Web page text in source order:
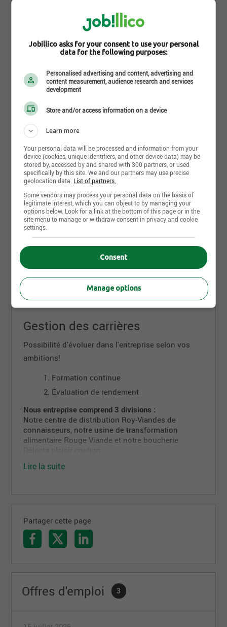
Photos et vidéos
Environnement de travail
Entreprise en pleine croissance qui ne
cesse d'innover à travers plusieurs projets.
Petites équipes de travail avec une très
belle proximité.
Notre entreprise est située dans une
municipalité qui est axée sur le bien-être de
gens.
Nous offrons des aires de repos
Télétravail possible selon la fonction
Gestion des carrières
Possibilité d'évoluer dans l'entreprise selon vos
ambitions!
Formation continue
Évaluation de rendement
Nous entreprise comprend 3 divisions :
Notre centre de distribution Roy-Viandes de
connaisseurs, notre usine de transformation
alimentaire Rouge Viande et notre boucherie
Lire la suite
Partager cette page
Offres d'emploi 3
Jobillico asks for your consent to use your personal
data for the following purposes:
Personalised advertising and content, advertising and
content measurement, audience research and services
development
Store and/or access information on a device
Learn more
Your personal data will be processed and information from your
device (cookies, unique identifiers, and other device data) may be
stored by, accessed by and shared with 300 partners, or used
specifically by this site. We and our partners may use precise
geolocation data. List of partners.
Some vendors may process your personal data on the basis of
legitimate interest, which you can object to by managing your
options below. Look for a link at the bottom of this page or in the
site menu to manage or withdraw consent in privacy and cookie
settings.
Consent
Manage options